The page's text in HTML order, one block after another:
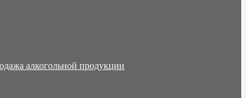
алкогольной продукции